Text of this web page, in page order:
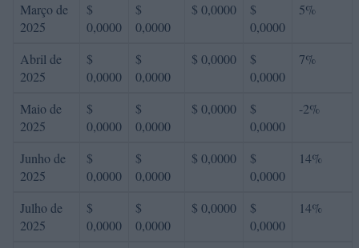
Março de
2025
$
0,0000
$
0,0000
$ 0,0000
$
0,0000
5%
Abril de
2025
$
0,0000
$
0,0000
$ 0,0000
$
0,0000
7%
Maio de
2025
$
0,0000
$
0,0000
$ 0,0000
$
0,0000
-2%
Junho de
2025
$
0,0000
$
0,0000
$ 0,0000
$
0,0000
14%
Julho de
2025
$
0,0000
$
0,0000
$ 0,0000
$
0,0000
14%